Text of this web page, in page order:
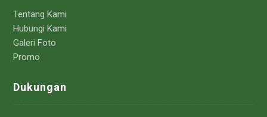
Tentang Kami
Hubungi Kami
Galeri Foto
Promo
Dukungan